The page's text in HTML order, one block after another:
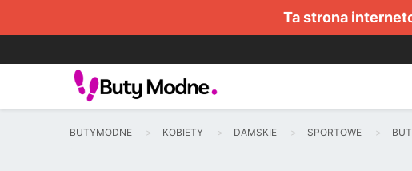
Ta strona
BUTYMODNE KOBIETY DAMSKIE SPORTOWE